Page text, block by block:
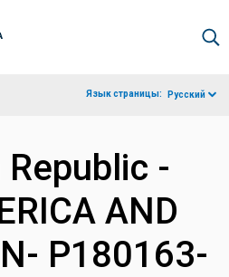
Язык страницы: Русский
-
AND
P180163-